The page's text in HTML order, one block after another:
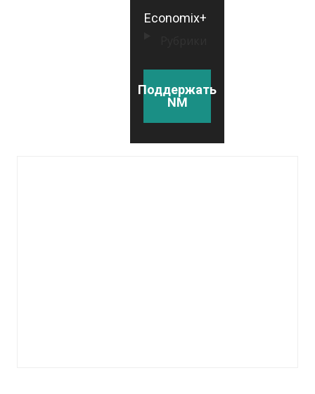
Economix+
Поддержать
NM